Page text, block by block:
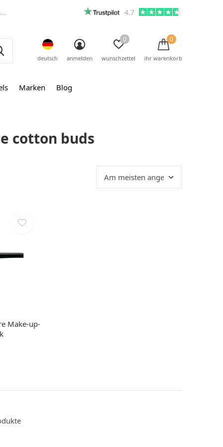
Marken Blog
deutsch anmelden wunschzettel
0
ihr warenkorb
0
4.7
cotton buds
Make-up-